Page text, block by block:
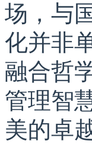
场，与
化并非
融合哲
管理智
美的卓